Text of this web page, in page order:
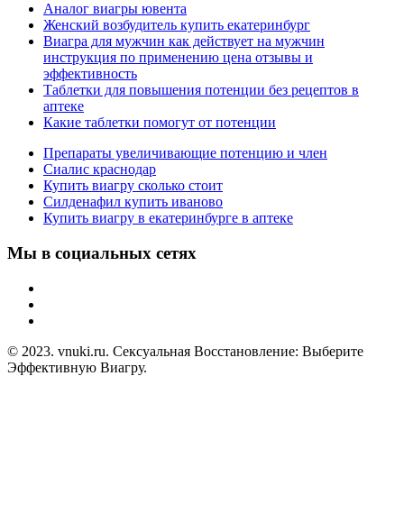
Аналог виагры ювента
Женский возбудитель купить екатеринбург
Виагра для мужчин как действует на мужчин
инструкция по применению цена отзывы и
эффективность
Таблетки для повышения потенции без рецептов в
аптеке
Какие таблетки помогут от потенции
Препараты увеличивающие потенцию и член
Сиалис краснодар
Купить виагру сколько стоит
Силденафил купить иваново
Купить виагру в екатеринбурге в аптеке
Мы в социальных сетях
© 2023. vnuki.ru. Сексуальная Восстановление: Выберите
Эффективную Виагру.